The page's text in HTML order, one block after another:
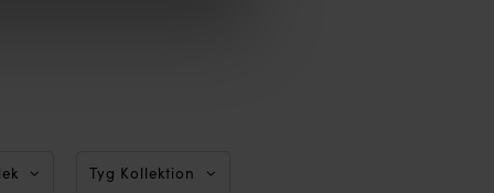
Tyg Kollektion